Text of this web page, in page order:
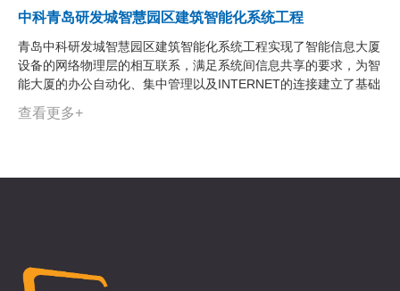
中科青岛研发城智慧园区建筑智能化系统工程
青岛中科研发城智慧园区建筑智能化系统工程实现了智能信息大厦
设备的网络物理层的相互联系，满足系统间信息共享的要求，为智
能大厦的办公自动化、集中管理以及INTERNET的连接建立了基础
查看更多+